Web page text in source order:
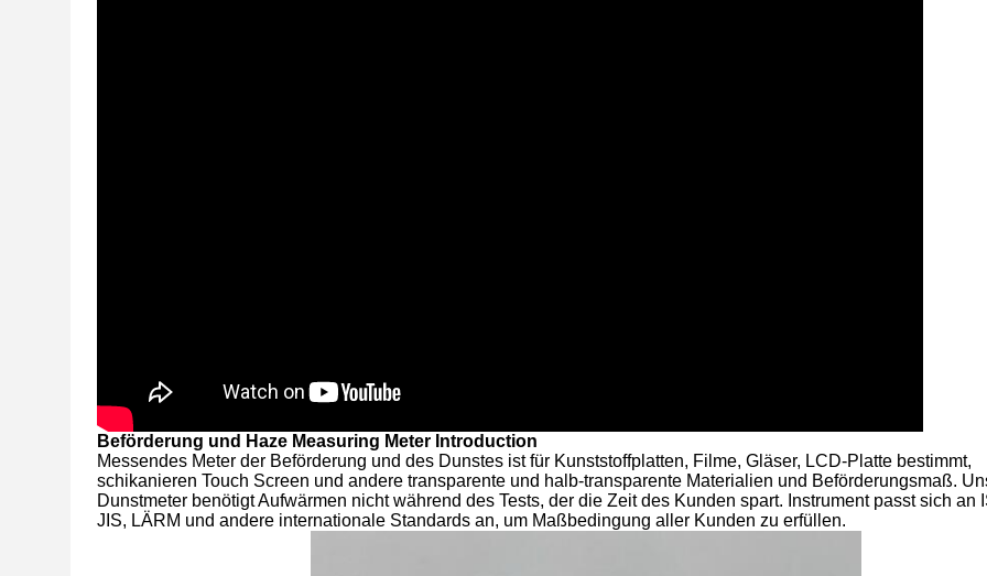
Beförderung und Haze Measuring Meter Introduction
Messendes Meter der Beförderung und des Dunstes ist für Kunststoffplatten, Filme, Gläser, LCD-Platte bestimmt,
schikanieren Touch Screen und andere transparente und halb-transparente Materialien und Beförderungsmaß.
Dunstmeter benötigt Aufwärmen nicht während des Tests, der die Zeit des Kunden spart. Instrument passt sich an
JIS, LÄRM und andere internationale Standards an, um Maßbedingung aller Kunden zu erfüllen.